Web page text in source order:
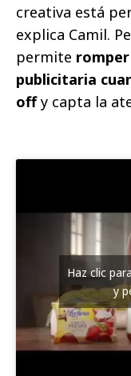
creativa está
explica Camil.
permite
publicitaria
offy capta la
Haz clic
y